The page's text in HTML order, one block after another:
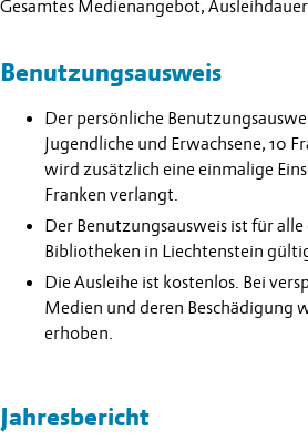
Gesamtes Medienangebot,
Benutzungsausweis
Der persönliche
Jugendliche und Erwachsene, 10
wird zusätzlich eine einmalige
Franken verlangt.
Der Benutzungsausweis ist für
Bibliotheken in Liechtenstein
Die Ausleihe ist kostenlos. Bei
Medien und deren Beschädigung
erhoben.
Jahresbericht